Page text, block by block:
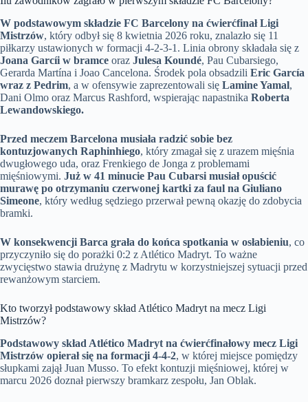
W podstawowym składzie FC Barcelony na ćwierćfinał Ligi
Mistrzów, który odbył się 8 kwietnia 2026 roku, znalazło się 11
piłkarzy ustawionych w formacji 4-2-3-1. Linia obrony składała się z
Joana Garcíi w bramce oraz Julesa Koundé, Pau Cubarsiego,
Gerarda Martína i Joao Cancelona. Środek pola obsadzili Eric García
wraz z Pedrim, a w ofensywie zaprezentowali się Lamine Yamal,
Dani Olmo oraz Marcus Rashford, wspierając napastnika Roberta
Lewandowskiego.
Przed meczem Barcelona musiała radzić sobie bez
kontuzjowanych Raphinhiego, który zmagał się z urazem mięśnia
dwugłowego uda, oraz Frenkiego de Jonga z problemami
mięśniowymi. Już w 41 minucie Pau Cubarsi musiał opuścić
murawę po otrzymaniu czerwonej kartki za faul na Giuliano
Simeone, który według sędziego przerwał pewną okazję do zdobycia
bramki.
W konsekwencji Barca grała do końca spotkania w osłabieniu, co
przyczyniło się do porażki 0:2 z Atlético Madryt. To ważne
zwycięstwo stawia drużynę z Madrytu w korzystniejszej sytuacji przed
rewanżowym starciem.
Kto tworzył podstawowy skład Atlético Madryt na mecz Ligi
Mistrzów?
Podstawowy skład Atlético Madryt na ćwierćfinałowy mecz Ligi
Mistrzów opierał się na formacji 4-4-2, w której miejsce pomiędzy
słupkami zajął Juan Musso. To efekt kontuzji mięśniowej, której w
marcu 2026 doznał pierwszy bramkarz zespołu, Jan Oblak.